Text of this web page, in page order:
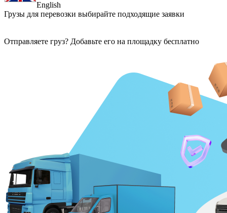
English
Грузы для перевозки выбирайте подходящие заявки
Отправляете груз? Добавьте его на площадку бесплатно